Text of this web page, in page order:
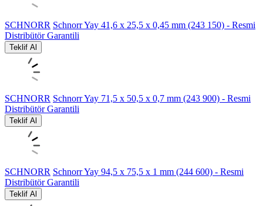
SCHNORR Schnorr Yay 41,6 x 25,5 x 0,45 mm (243 150) - Resmi
Distribütör Garantili
Teklif Al
SCHNORR Schnorr Yay 71,5 x 50,5 x 0,7 mm (243 900) - Resmi
Distribütör Garantili
Teklif Al
SCHNORR Schnorr Yay 94,5 x 75,5 x 1 mm (244 600) - Resmi
Distribütör Garantili
Teklif Al